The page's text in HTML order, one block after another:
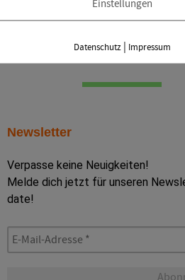
Newsletter
Verpasse keine Neuigkeiten!
Melde dich jetzt für unseren
date!
E-
Mail-
Einstellungen
Datenschutz | Impressum